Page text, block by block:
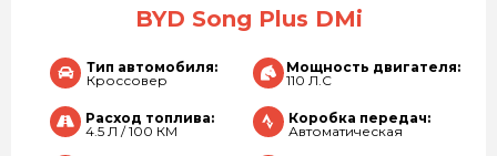
BYD Song Plus DMi
Тип автомобиля:
Кроссовер
Мощность двигателя:
110 Л.С
Расход топлива:
4.5 Л / 100 КМ
Коробка передач:
Автоматическая